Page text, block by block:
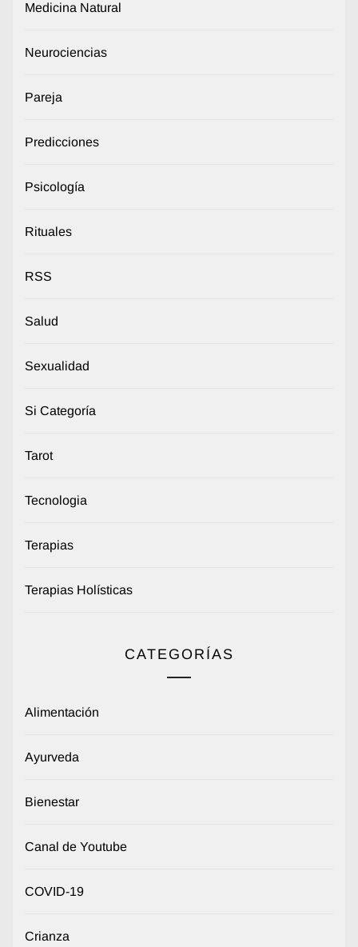
Medicina Natural
Neurociencias
Pareja
Predicciones
Psicología
Rituales
RSS
Salud
Sexualidad
Si Categoría
Tarot
Tecnologia
Terapias
Terapias Holísticas
CATEGORÍAS
Alimentación
Ayurveda
Bienestar
Canal de Youtube
COVID-19
Crianza